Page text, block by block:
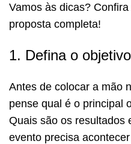
Vamos às dicas?
proposta completa!
1. Defina o
Antes de colocar a mão
pense qual é o principal
Quais são os resultados
evento precisa